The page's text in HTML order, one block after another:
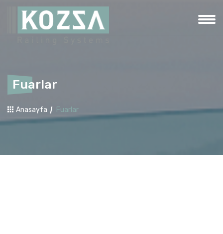
Fuarlar
Anasayfa Fuarlar